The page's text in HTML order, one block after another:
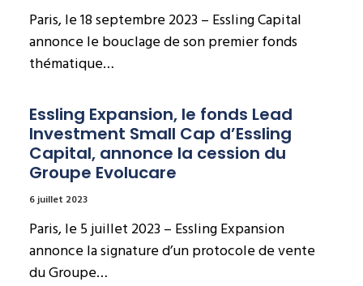
Paris, le 18 septembre 2023 – Essling Capital
annonce le bouclage de son premier fonds
thématique…
Essling Expansion, le fonds Lead
Investment Small Cap d’Essling
Capital, annonce la cession du
Groupe Evolucare
6 juillet 2023
Paris, le 5 juillet 2023 – Essling Expansion
annonce la signature d’un protocole de vente
du Groupe…